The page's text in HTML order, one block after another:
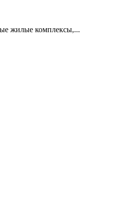
жилые комплексы,...